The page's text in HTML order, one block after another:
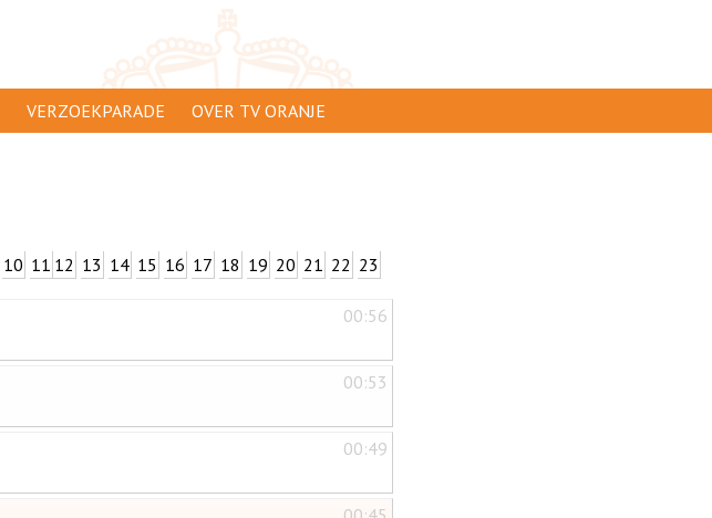
VERZOEKPARADE OVER TV ORANJE
10 11 12 13 14 15 16 17 18 19 20 21 22 23
00:56
00:53
00:49